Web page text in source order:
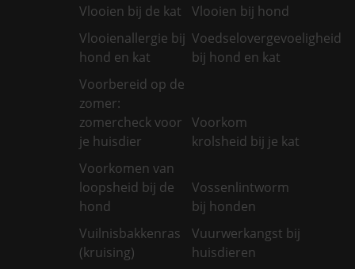
Vlooien bij de kat
Vlooien bij hond
Vlooienallergie bij
hond en kat
Voedselovergevoeligheid
bij hond en kat
Voorbereid op de
zomer:
zomercheck voor
je huisdier
Voorkom
krolsheid bij je kat
Voorkomen van
loopsheid bij de
hond
Vossenlintworm
bij honden
Vuilnisbakkenras
(kruising)
Vuurwerkangst bij
huisdieren